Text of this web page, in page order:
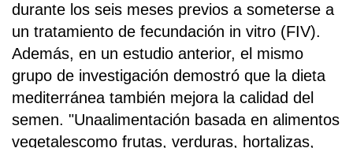
durante los seis meses previos a someterse a
un tratamiento de fecundación in vitro (FIV).
Además, en un estudio anterior, el mismo
grupo de investigación demostró que la dieta
mediterránea también mejora la calidad del
semen. "Unaalimentación basada en alimentos
vegetalescomo frutas, verduras, hortalizas,